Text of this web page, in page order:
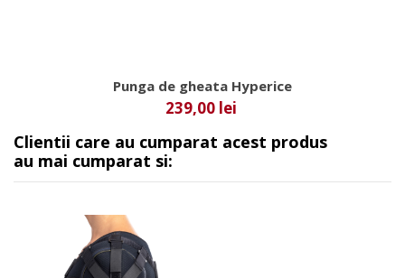
Punga de gheata Hyperice
239,00 lei
Clientii care au cumparat acest produs
au mai cumparat si: